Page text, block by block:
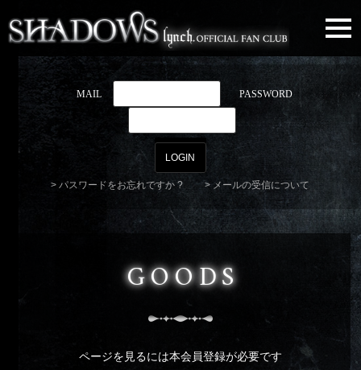
MAIL PASSWORD
パスワードをお忘れですか ? メールの受信について
GOODS
ページを見るには本会員登録が必要です